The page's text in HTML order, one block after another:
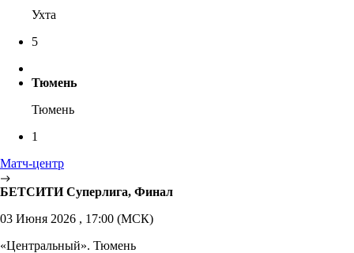
Ухта
5
Тюмень
Тюмень
1
Матч-центр
БЕТСИТИ Суперлига, Финал
03 Июня 2026 , 17:00 (МСК)
«Центральный». Тюмень